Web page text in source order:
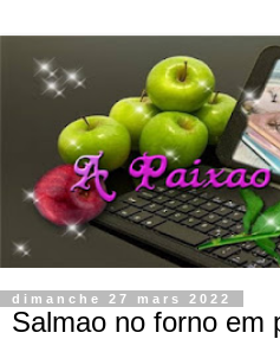
dimanche 27 mars 2022
Salmao no forno em